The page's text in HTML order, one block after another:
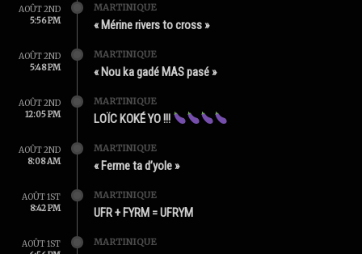
AOÛT 2ND
5:56 PM
MARTINIQUE
« Mérine rivers to cross »
AOÛT 2ND
5:48 PM
MARTINIQUE
« Nou ka gadé MAS pasé »
AOÛT 2ND
12:05 PM
MARTINIQUE
LOÏC KOKÉ YO !!!
AOÛT 2ND
8:08 AM
MARTINIQUE
« Ferme ta d’yole »
AOÛT 1ST
8:42 PM
MARTINIQUE
UFR + FYRM = UFRYM
AOÛT 1ST
MARTINIQUE